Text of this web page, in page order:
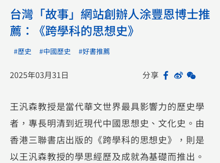
台灣「故事」網站創辦人涂豐恩博士推
薦：《跨學科的思想史》
#歷史 #中國歷史 #好書推薦
2025年03月31日 分享 Facebook
Sina
王汎森教授是當代華文世界最具影響力的歷史學
者，專長明清到近現代中國思想史、文化史。由
香港三聯書店出版的《跨學科的思想史》，則是
以王汎森教授的學思經歷及成就為基礎而推出。